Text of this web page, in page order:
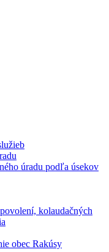
úradu podľa úsekov
kolaudačných
obec Rakúsy